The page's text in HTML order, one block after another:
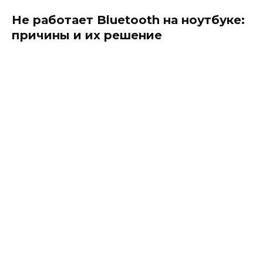
Не работает Bluetooth на ноутбуке:
причины и их решение